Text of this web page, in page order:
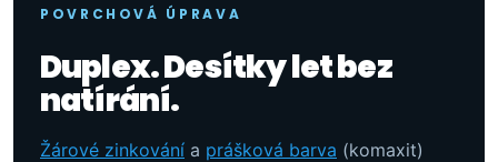
POVRCHOVÁ ÚPRAVA
Duplex. Desítky let bez
natírání.
Žárové zinkování a prášková barva (komaxit)